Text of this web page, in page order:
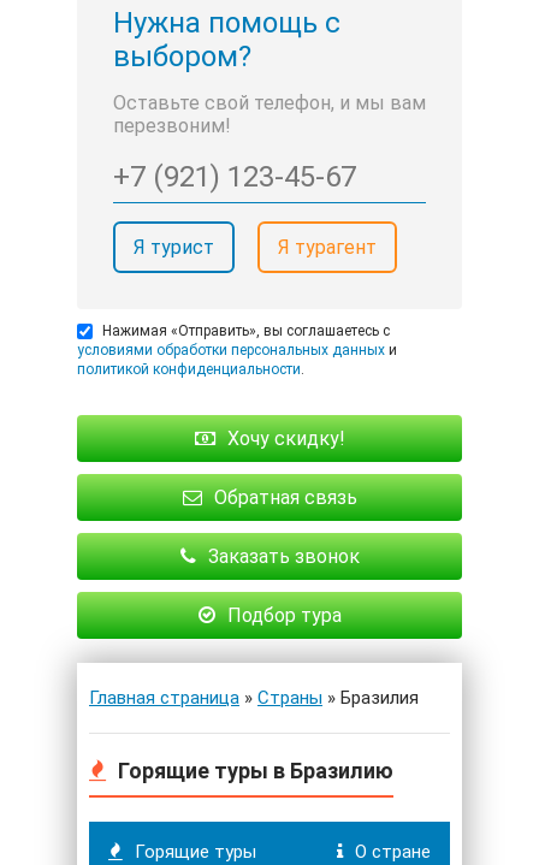
Нужна помощь с
выбором?
Оставьте свой телефон, и мы вам
перезвоним!
Я турист Я турагент
Нажимая «Отправить», вы соглашаетесь с
условиями обработки персональных данных и
политикой конфиденциальности.
Хочу скидку!
Обратная связь
Заказать звонок
Подбор тура
Главная страница » Страны » Бразилия
Горящие туры в Бразилию
Горящие туры О стране